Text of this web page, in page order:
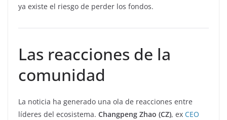
ya existe el riesgo de perder los fondos.
Las reacciones de la
comunidad
La noticia ha generado una ola de reacciones entre
líderes del ecosistema. Changpeng Zhao (CZ), ex CEO